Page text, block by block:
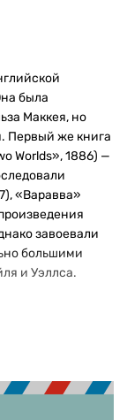
была
Маккея, но
Первый же книга
Worlds», 1886) —
«Варавва»
завоевали
большими
и Уэллса.